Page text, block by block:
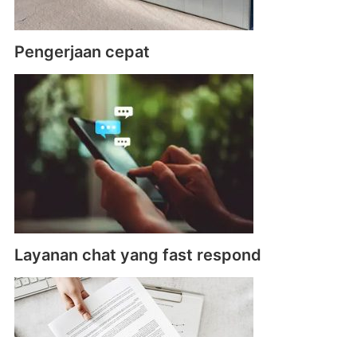
Pengerjaan cepat
Layanan chat yang fast respond